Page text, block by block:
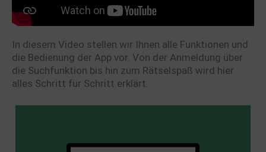
In diesem Video stellen wir Ihnen alle Funktionen und
die Bedienung der App vor. Von der Anmeldung über
die Suchfunktion bis hin zum Rätselspaß wird hier
alles Schritt für Schritt erklärt.